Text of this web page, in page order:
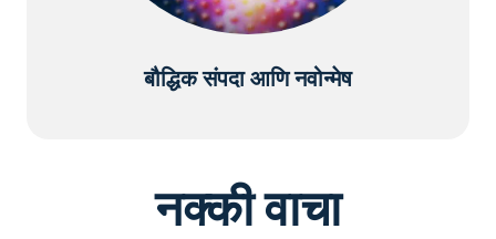
बौद्धिक संपदा आणि नवोन्मेष
नक्की वाचा